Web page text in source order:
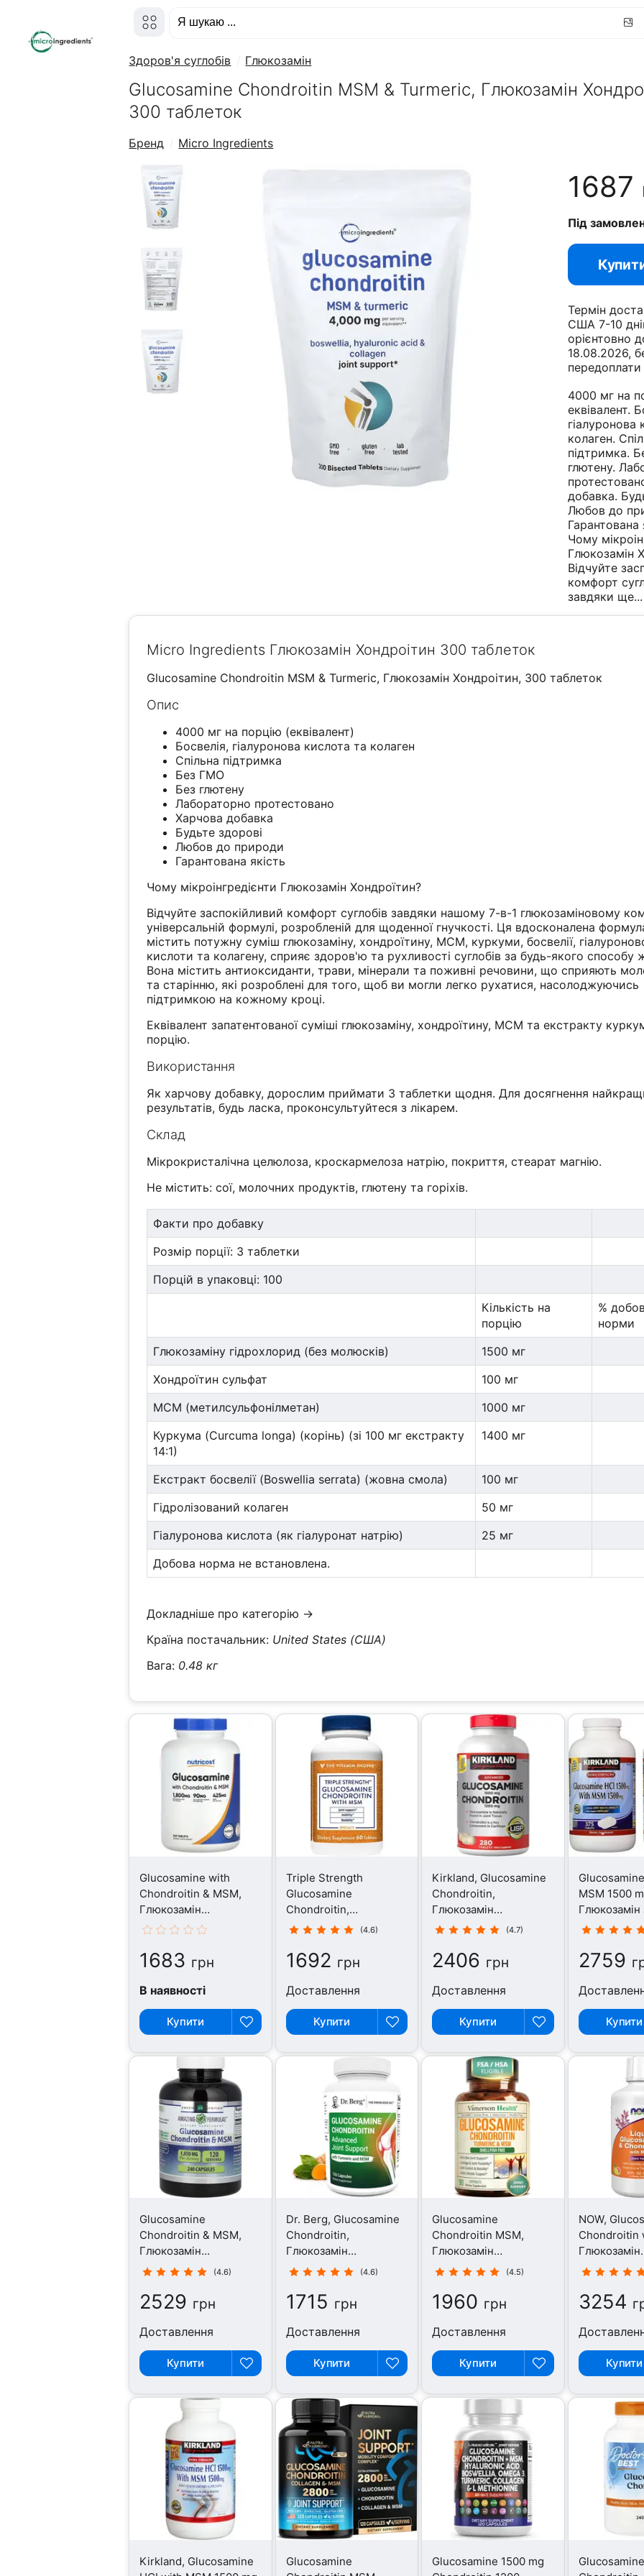
Здоров'я суглобів Глюкозамін
Glucosamine Chondroitin MSM & Turmeric, Глюкозамін
300 таблеток
Бренд Micro Ingredients
1687
Під
Термін
США 7-10
орієнтовно
18.08.2026,
передоплати
4000 мг на
еквівалент.
гіалуронова
колаген.
підтримка.
глютену.
добавка.
Любов до
Гарантована
Чому
Глюкозамін
Відчуйте
комфорт
завдяки ще...
Micro Ingredients Глюкозамін Хондроітин 300 таблеток
Glucosamine Chondroitin MSM & Turmeric, Глюкозамін Хондроітин, 300 таблеток
Опис
4000 мг на порцію (еквівалент)
Босвелія, гіалуронова кислота та колаген
Спільна підтримка
Без ГМО
Без глютену
Лабораторно протестовано
Харчова добавка
Будьте здорові
Любов до природи
Гарантована якість
Чому мікроінгредієнти Глюкозамін Хондроїтин?
Відчуйте заспокійливий комфорт суглобів завдяки нашому 7-в-1 глюкозаміновому
універсальній формулі, розробленій для щоденної гнучкості. Ця вдосконалена
містить потужну суміш глюкозаміну, хондроїтину, МСМ, куркуми, босвелії,
кислоти та колагену, сприяє здоров'ю та рухливості суглобів за будь-якого способу
Вона містить антиоксиданти, трави, мінерали та поживні речовини, що сприяють
та старінню, які розроблені для того, щоб ви могли легко рухатися, насолоджуючись
підтримкою на кожному кроці.
Еквівалент запатентованої суміші глюкозаміну, хондроїтину, МСМ та екстракту
порцію.
Використання
Як харчову добавку, дорослим приймати 3 таблетки щодня. Для досягнення
результатів, будь ласка, проконсультуйтеся з лікарем.
Склад
Мікрокристалічна целюлоза, кроскармелоза натрію, покриття, стеарат магнію.
Не містить: сої, молочних продуктів, глютену та горіхів.
Факти про добавку
Розмір порції: 3 таблетки
Порцій в упаковці: 100
Кількість на
порцію
%
норми
Глюкозаміну гідрохлорид (без молюсків)
1500 мг
Хондроїтин сульфат
100 мг
МСМ (метилсульфонілметан)
1000 мг
Куркума (Curcuma longa) (корінь) (зі 100 мг екстракту
14:1)
1400 мг
Екстракт босвелії (Boswellia serrata) (жовна смола)
100 мг
Гідролізований колаген
50 мг
Гіалуронова кислота (як гіалуронат натрію)
25 мг
Добова норма не встановлена.
Докладніше про категорію →
Країна постачальник: United States (США)
Вага: 0.48 кг
Glucosamine with
Chondroitin & MSM,
Глюкозамін
Хондроітин, 240
1683 грн
В наявності
Купити
Triple Strength
Glucosamine
Chondroitin,
Глюкозамін
таблеток
(4.6)
1692 грн
Доставлення
Купити
Kirkland, Glucosamine
Chondroitin,
Глюкозамін
Хондроітин, 280
(4.7)
2406 грн
Доставлення
Купити
MSM 1500
375
2759
Купити
Glucosamine
Chondroitin & MSM,
Глюкозамін
Хондроітин, 240
(4.6)
2529 грн
Доставлення
Купити
Dr. Berg, Glucosamine
Chondroitin,
Глюкозамін
Хондроітин, 120(4.6)
1715 грн
Доставлення
Купити
Glucosamine
Chondroitin MSM,
Глюкозамін
Хондроітин, 90 капсул
(4.5)
1960 грн
Доставлення
Купити
NOW,
Chondroitin
Глюкозамін
3254
Купити
Kirkland, Glucosamine
Glucosamine
Glucosamine 1500 mg
Glucosamine